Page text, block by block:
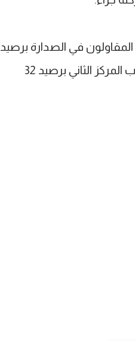
فيما بقي المقاولون في الصدارة برصيد
34 نقطة، ولكن تقلص الفارق أمام أقرب ملاحقيه وادي دجلة صاحب المركز الثاني برصيد 32